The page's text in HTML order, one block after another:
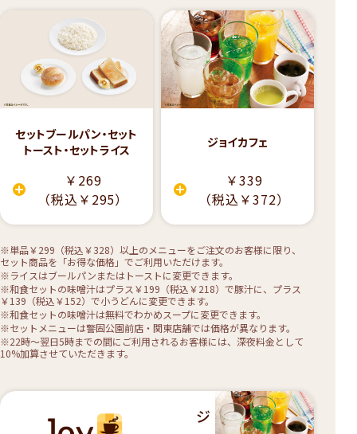
セットブールパン・セット
トースト・セットライス
￥269
（税込￥295）
ジョイカフェ
￥339
（税込￥372）
※単品￥299（税込￥328）以上のメニューをご注文のお客様に限り、
セット商品を「お得な価格」でご利用いただけます。
※ライスはブールパンまたはトーストに変更できます。
※和食セットの味噌汁はプラス￥199（税込￥218）で豚汁に、プラス
￥139（税込￥152）で小うどんに変更できます。
※和食セットの味噌汁は無料でわかめスープに変更できます。
※セットメニューは警固公園前店・関東店舗では価格が異なります。
※22時〜翌日5時までの間にご利用されるお客様には、深夜料金として
10%加算させていただきます。
ジ